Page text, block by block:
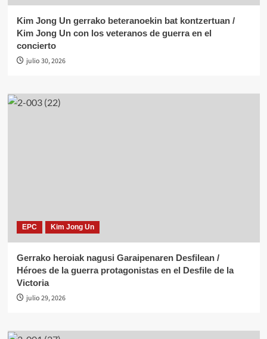
Kim Jong Un gerrako beteranoekin bat kontzertuan /
Kim Jong Un con los veteranos de guerra en el
concierto
julio 30, 2026
EPC Kim Jong Un
Gerrako heroiak nagusi Garaipenaren Desfilean /
Héroes de la guerra protagonistas en el Desfile de la
Victoria
julio 29, 2026